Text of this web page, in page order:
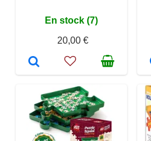
En stock (7)
20,00 €